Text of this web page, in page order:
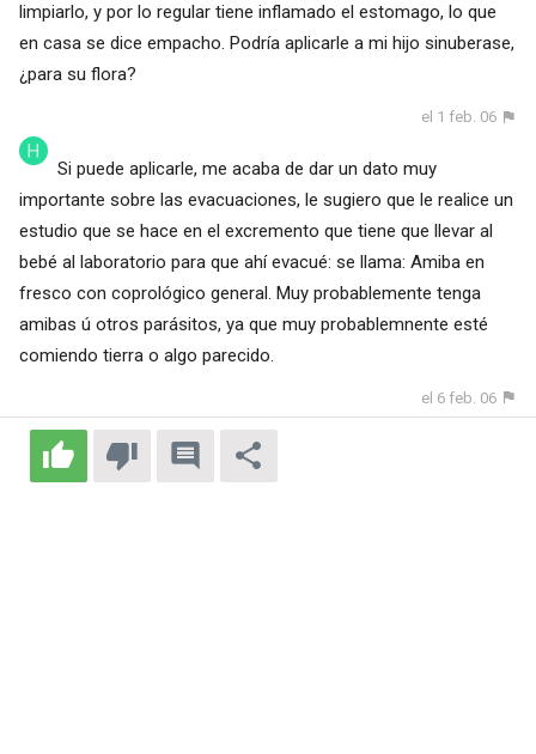
limpiarlo, y por lo regular tiene inflamado el estomago, lo que
en casa se dice empacho. Podría aplicarle a mi hijo sinuberase,
¿para su flora?
el 1 feb. 06
Si puede aplicarle, me acaba de dar un dato muy
importante sobre las evacuaciones, le sugiero que le realice un
estudio que se hace en el excremento que tiene que llevar al
bebé al laboratorio para que ahí evacué: se llama: Amiba en
fresco con coprológico general. Muy probablemente tenga
amibas ú otros parásitos, ya que muy probablemnente esté
comiendo tierra o algo parecido.
el 6 feb. 06